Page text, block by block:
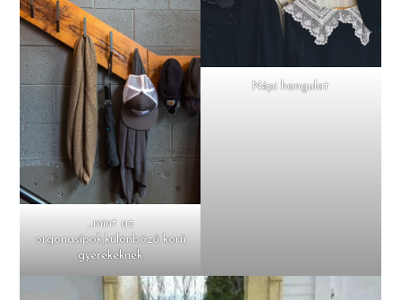
…mint az
orgonasípok,különböző korú
gyerekeknek
Népi hangulat